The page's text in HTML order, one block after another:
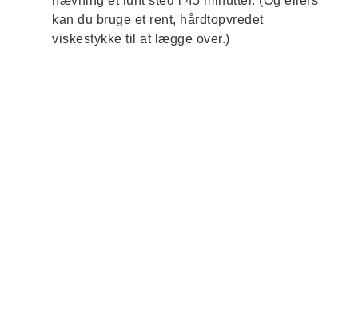
kan du bruge et rent, hårdtopvredet
viskestykke til at lægge over.)